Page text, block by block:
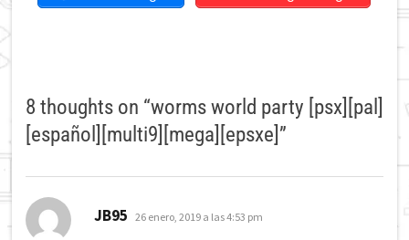
8 thoughts on “worms world party [psx][pal]
[español][multi9][mega][epsxe]”
JB95 dice:
26 enero, 2019 a las 4:53 pm